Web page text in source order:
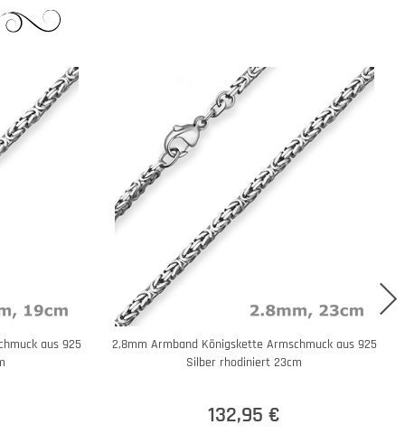
aus 925
2,8mm Armband Königskette Armschmuck aus 925
Silber rhodiniert 23cm
132,95 €